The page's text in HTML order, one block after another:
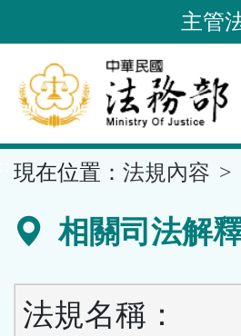
到
要
內
容
區
主管
現在位置： 法規內容
相關司法解
法規名稱：